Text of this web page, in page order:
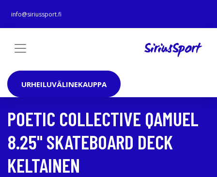
info@siriussport.fi
URHEILUVÄLINEKAUPPA
POETIC COLLECTIVE QAMUEL
8.25" SKATEBOARD DECK
KELTAINEN